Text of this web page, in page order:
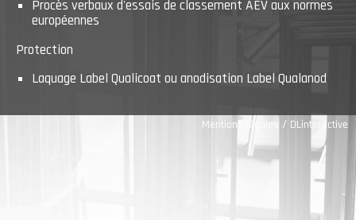
Procès verbaux d'essais de classement AEV aux normes
européennes
Protection
Laquage Label Qualicoat ou anodisation Label Qualanod
Mentions légales / DLinteractive